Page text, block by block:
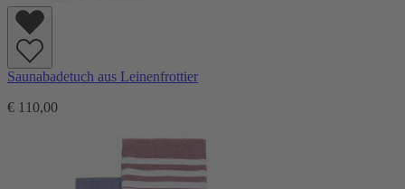
Saunabadetuch aus Leinenfrottier
€ 110,00